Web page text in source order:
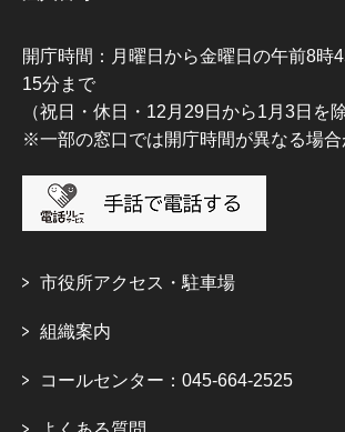
開庁時間：月曜日から金曜日の午前8時
15分まで
（祝日・休日・12月29日から1月3日を除
※一部の窓口では開庁時間が異なる場合
市役所アクセス・駐車場
組織案内
コールセンター：045-664-2525